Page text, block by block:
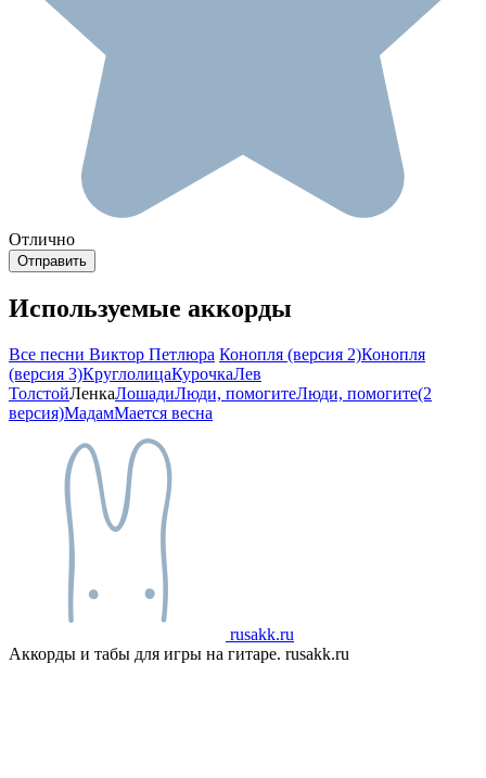
Отлично
Используемые аккорды
Все песни Виктор Петлюра Конопля (версия 2)Конопля
(версия 3)КруглолицаКурочкаЛев
ТолстойЛенкаЛошадиЛюди, помогитеЛюди, помогите(2
версия)МадамМается весна
rusakk.ru
Аккорды и табы для игры на гитаре. rusakk.ru